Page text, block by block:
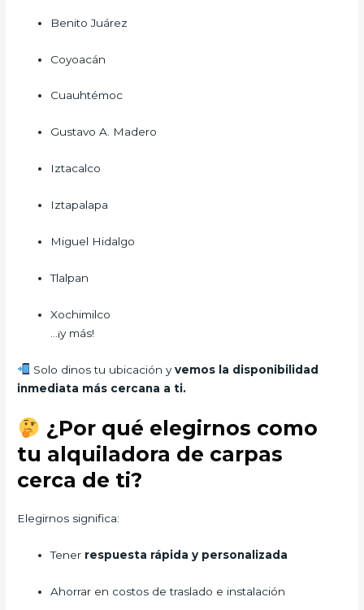
Benito Juárez
Coyoacán
Cuauhtémoc
Gustavo A. Madero
Iztacalco
Iztapalapa
Miguel Hidalgo
Tlalpan
Xochimilco
…¡y más!
Solo dinos tu ubicación yvemos la disponibilidad
inmediata más cercana a ti.
¿Por qué elegirnos como
tu alquiladora de carpas
cerca de ti?
Elegirnos significa:
Tener respuesta rápida y personalizada
Ahorrar en costos de traslado e instalación